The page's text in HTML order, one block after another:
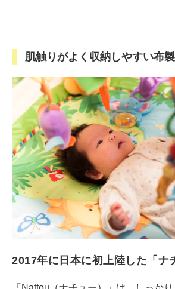
肌触りがよく収納しやすい布
2017年に日本に初上陸した「ナ